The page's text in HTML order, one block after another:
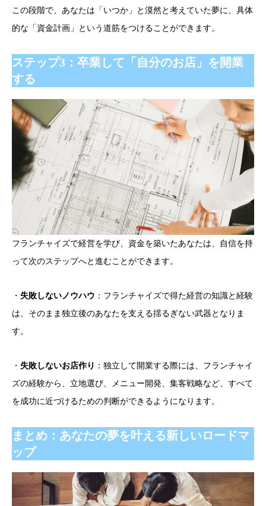
この段階で、あなたは「いつか」と漠然と考えていた夢に、具体
的な「資金計画」という道筋をつけることができます。
ステップ3：卒業して「自分のお店」を開業
する
フランチャイズで経営を学び、資金を築いたあなたは、自信を持
って次のステップへと進むことができます。
・ 失敗しないノウハウ ：フランチャイズで得た経営の知識と経験
は、そのまま独立後のあなたを支える揺るぎない武器となりま
す。
・ 失敗しないお店作り ：独立して開業する際には、フランチャイ
ズの経験から、立地選び、メニュー開発、集客戦略など、すべて
を成功に近づけるための判断ができるようになります。
まとめ：あなたの夢を叶える新しいロードマ
ップ